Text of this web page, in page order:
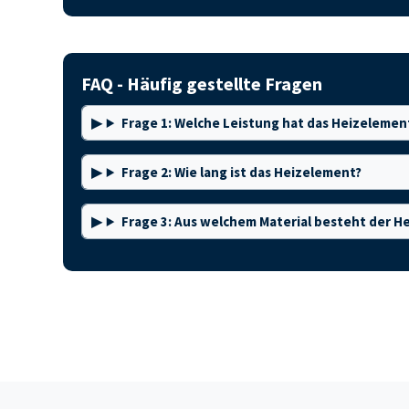
FAQ - Häufig gestellte Fragen
Frage 1: Welche Leistung hat das
Frage 2: Wie lang ist das Heizelement?
Frage 3: Aus welchem Material besteht der